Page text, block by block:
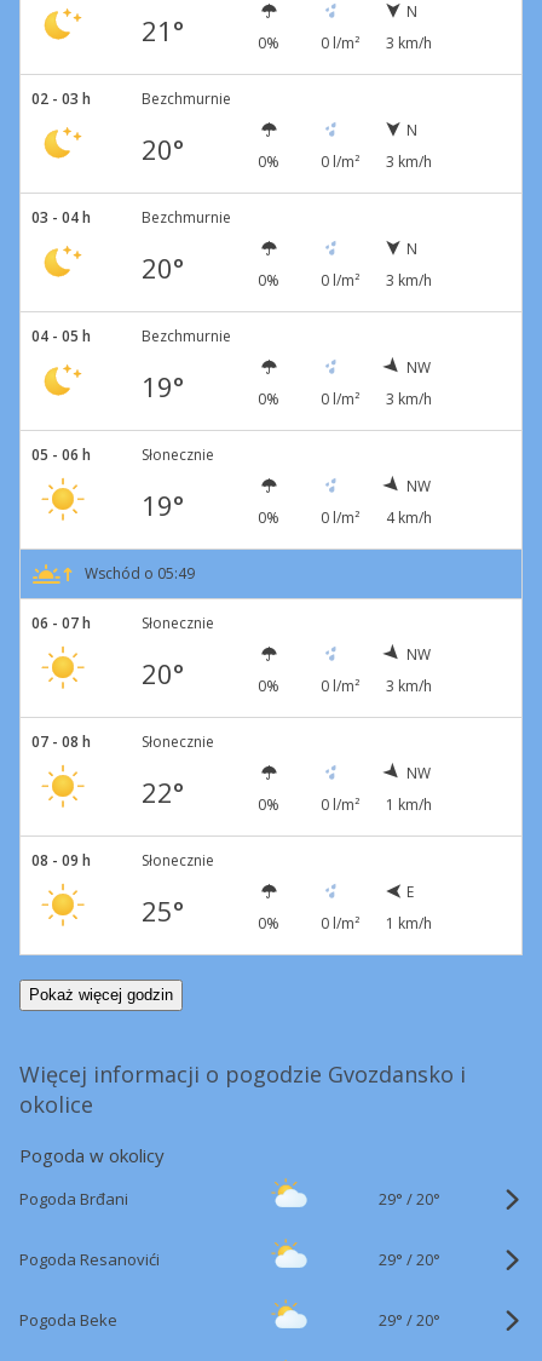
21° 0% 0 l/m²
N
3 km/h
02 - 03 h Bezchmurnie
20° 0% 0 l/m²
N
3 km/h
03 - 04 h Bezchmurnie
20° 0% 0 l/m²
N
3 km/h
04 - 05 h Bezchmurnie
19° 0% 0 l/m²
NW
3 km/h
05 - 06 h Słonecznie
19° 0% 0 l/m²
NW
4 km/h
Wschód o 05:49
06 - 07 h Słonecznie
20° 0% 0 l/m²
NW
3 km/h
07 - 08 h Słonecznie
22° 0% 0 l/m²
NW
1 km/h
08 - 09 h Słonecznie
25° 0% 0 l/m²
E
1 km/h
Pokaż więcej godzin
Więcej informacji o pogodzie Gvozdansko i
okolice
Pogoda w okolicy
Pogoda Brđani 29° /20°
Pogoda Resanovići 29° /20°
Pogoda Beke 29° /20°